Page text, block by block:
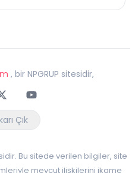
, bir NPGRUP sitesidir,
Youtube
Çık
Bu sitede verilen bilgiler, site
mevcut ilişkilerini ikame